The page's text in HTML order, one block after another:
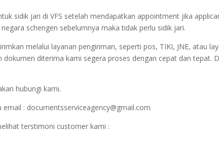
sidik jari di VFS setelah mendapatkan appointment jika
schengen sebelumnya maka tidak perlu sidik jari.
melalui layanan pengiriman, seperti pos, TIKI, JNE, atau
diterima kami segera proses dengan cepat dan tepat.
hubungi kami.
: documentsserviceagency@gmail.com
terstimoni customer kami :